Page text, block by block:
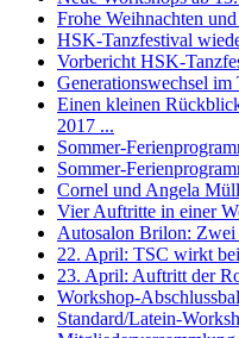
Frohe Weihnachten
HSK-Tanzfestival
Vorbericht HSK-
Generationswechsel im
Einen kleinen
2017 ...
Sommer-
Sommer-
Cornel und Angela
Vier Auftritte in einer
Autosalon Brilon:
22. April: TSC wirkt
23. April: Auftritt der
Workshop-
Standard/Latein-